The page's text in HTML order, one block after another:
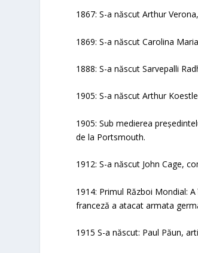
1867: S-a născut Arthur
1869: S-a născut Carolina
1888: S-a născut Sarvepalli
1905: S-a născut Arthur
1905: Sub medierea
de la Portsmouth.
1912: S-a născut John Cage,
1914: Primul Război Mondial:
franceză a atacat armata
1915 S-a născut: Paul Păun,